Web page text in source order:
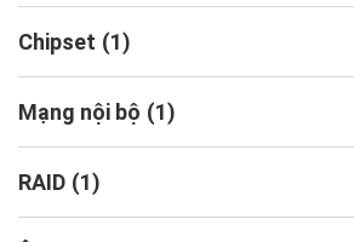
Chipset (1)
Mạng nội bộ (1)
RAID (1)